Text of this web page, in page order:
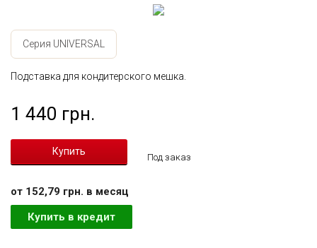
Серия UNIVERSAL
Подставка для кондитерского мешка.
1 440 грн.
Под заказ
от 152,79 грн. в месяц
Купить в кредит